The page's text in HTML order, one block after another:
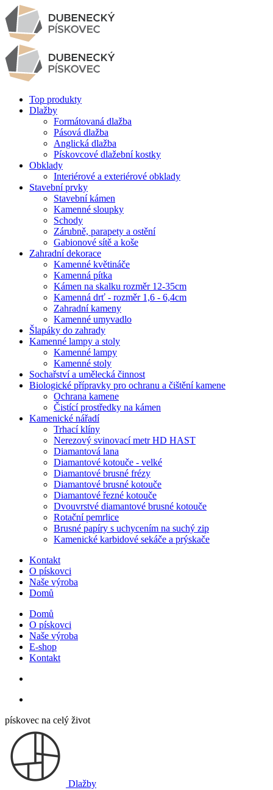
Top produkty
Dlažby
Formátovaná dlažba
Pásová dlažba
Anglická dlažba
Pískovcové dlažební kostky
Obklady
Interiérové a exteriérové obklady
Stavební prvky
Stavební kámen
Kamenné sloupky
Schody
Zárubně, parapety a ostění
Gabionové sítě a koše
Zahradní dekorace
Kamenné květináče
Kamenná pítka
Kámen na skalku rozměr 12-35cm
Kamenná drť - rozměr 1,6 - 6,4cm
Zahradní kameny
Kamenné umyvadlo
Šlapáky do zahrady
Kamenné lampy a stoly
Kamenné lampy
Kamenné stoly
Sochařství a umělecká činnost
Biologické přípravky pro ochranu a čištění kamene
Ochrana kamene
Čistící prostředky na kámen
Kamenické nářadí
Trhací klíny
Nerezový svinovací metr HD HAST
Diamantová lana
Diamantové kotouče - velké
Diamantové brusné frézy
Diamantové brusné kotouče
Diamantové řezné kotouče
Dvouvrstvé diamantové brusné kotouče
Rotační pemrlice
Brusné papíry s uchycením na suchý zip
Kamenické karbidové sekáče a prýskače
Kontakt
O pískovci
Naše výroba
Domů
Domů
O pískovci
Naše výroba
E-shop
Kontakt
pískovec na celý život
Dlažby